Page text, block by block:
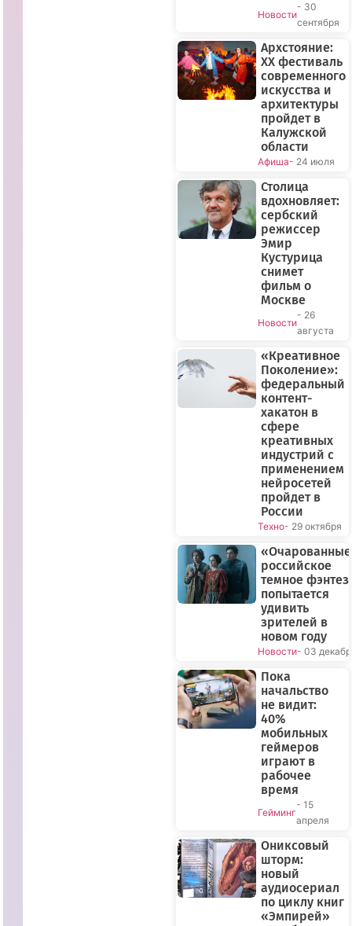
Новости
- 30
сентября
Архстояние:
XX фестиваль
современного
искусства и
архитектуры
пройдет в
Калужской
области
Афиша- 24 июля
Столица
вдохновляет:
сербский
режиссер
Эмир
Кустурица
снимет
фильм о
Москве
Новости
- 26
августа
«Креативное
Поколение»:
федеральный
контент-
хакатон в
сфере
креативных
индустрий с
применением
нейросетей
пройдет в
России
Техно- 29 октября
российское
темное
попытается
удивить
зрителей в
новом году
Новости- 03
Пока
начальство
не видит:
40%
мобильных
геймеров
играют в
рабочее
время
Гейминг
- 15
апреля
Ониксовый
шторм:
новый
аудиосериал
по циклу книг
«Эмпирей»